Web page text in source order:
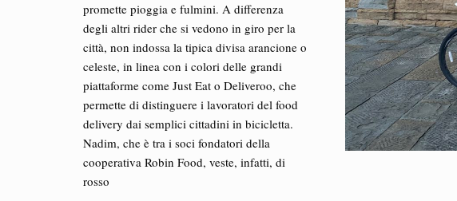
promette pioggia e fulmini. A differenza
degli altri rider che si vedono in giro per la
città, non indossa la tipica divisa arancione o
celeste, in linea con i colori delle grandi
piattaforme come Just Eat o Deliveroo, che
permette di distinguere i lavoratori del food
delivery dai semplici cittadini in bicicletta.
Nadim, che è tra i soci fondatori della
cooperativa Robin Food, veste, infatti, di
rosso